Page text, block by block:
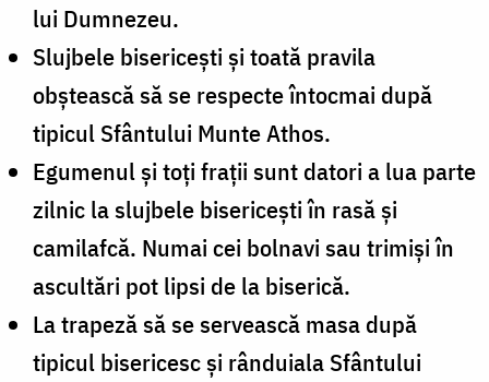
lui Dumnezeu.
Slujbele bisericeşti şi toată pravila
obştească să se respecte întocmai după
tipicul Sfântului Munte Athos.
Egumenul şi toţi fraţii sunt datori a lua parte
zilnic la slujbele bisericeşti în rasă şi
camilafcă. Numai cei bolnavi sau trimişi în
ascultări pot lipsi de la biserică.
La trapeză să se servească masa după
tipicul bisericesc şi rânduiala Sfântului